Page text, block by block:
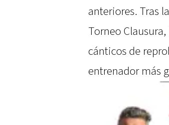
anteriores. Tras
Torneo
cánticos de
entrenador más